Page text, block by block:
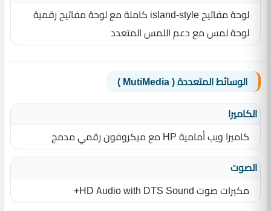
لوحة مفاتيح island‎-style كاملة مع لوحة مفاتيح رقمية
لوحة لمس مع دعم اللمس المتعدد
الوسائط المتعددة ( MutiMedia )
الكاميرا
كاميرا ويب أمامية HP مع ميكروفون رقمي مدمج
الصوت
مكبرات صوت HD Audio with DTS Sound+